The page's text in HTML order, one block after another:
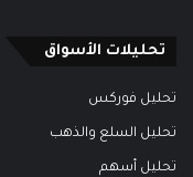
تحليلات الأسواق
تحليل فوركس
تحليل السلع والذهب
تحليل أسهم